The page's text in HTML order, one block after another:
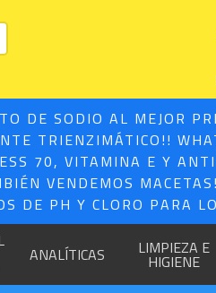
DE SODIO AL MEJOR
TRIENZIMÁTICO!!
70, VITAMINA E Y
VENDEMOS MACETAS!
DE PH Y CLORO PARA
ANALÍTICAS LIMPIEZA E
HIGIENE